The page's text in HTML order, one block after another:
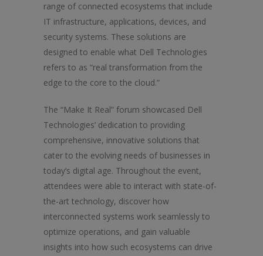
range of connected ecosystems that include
IT infrastructure, applications, devices, and
security systems. These solutions are
designed to enable what Dell Technologies
refers to as “real transformation from the
edge to the core to the cloud.”
The “Make It Real” forum showcased Dell
Technologies’ dedication to providing
comprehensive, innovative solutions that
cater to the evolving needs of businesses in
today’s digital age. Throughout the event,
attendees were able to interact with state-of-
the-art technology, discover how
interconnected systems work seamlessly to
optimize operations, and gain valuable
insights into how such ecosystems can drive